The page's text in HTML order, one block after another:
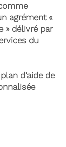
agrément «
» délivré par
du
d’aide de